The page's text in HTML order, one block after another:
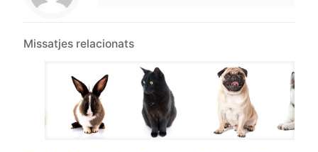
Missatjes relacionats